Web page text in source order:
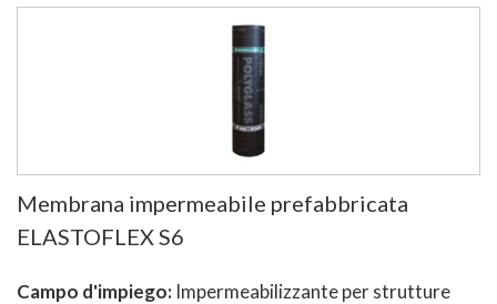
Membrana impermeabile prefabbricata
ELASTOFLEX S6
Campo d'impiego: Impermeabilizzante per strutture